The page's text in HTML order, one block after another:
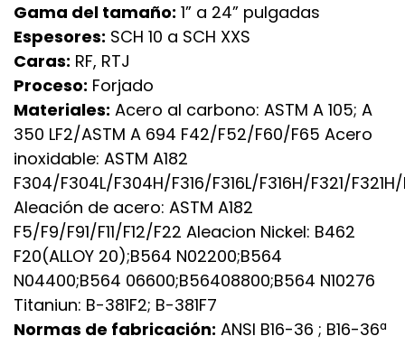
Gama del tamaño: 1” a 24” pulgadas
Espesores: SCH 10 a SCH XXS
Caras: RF, RTJ
Proceso: Forjado
Materiales: Acero al carbono: ASTM A 105; A
350 LF2/ASTM A 694 F42/F52/F60/F65 Acero
inoxidable: ASTM A182
F304/F304L/F304H/F316/F316L/F316H/F321/
Aleación de acero: ASTM A182
F5/F9/F91/F11/F12/F22 Aleacion Nickel: B462
F20(ALLOY 20);B564 N02200;B564
N04400;B564 06600;B56408800;B564 N10276
Titaniun: B-381F2; B-381F7
Normas de fabricación: ANSI B16-36 ; B16-36ª